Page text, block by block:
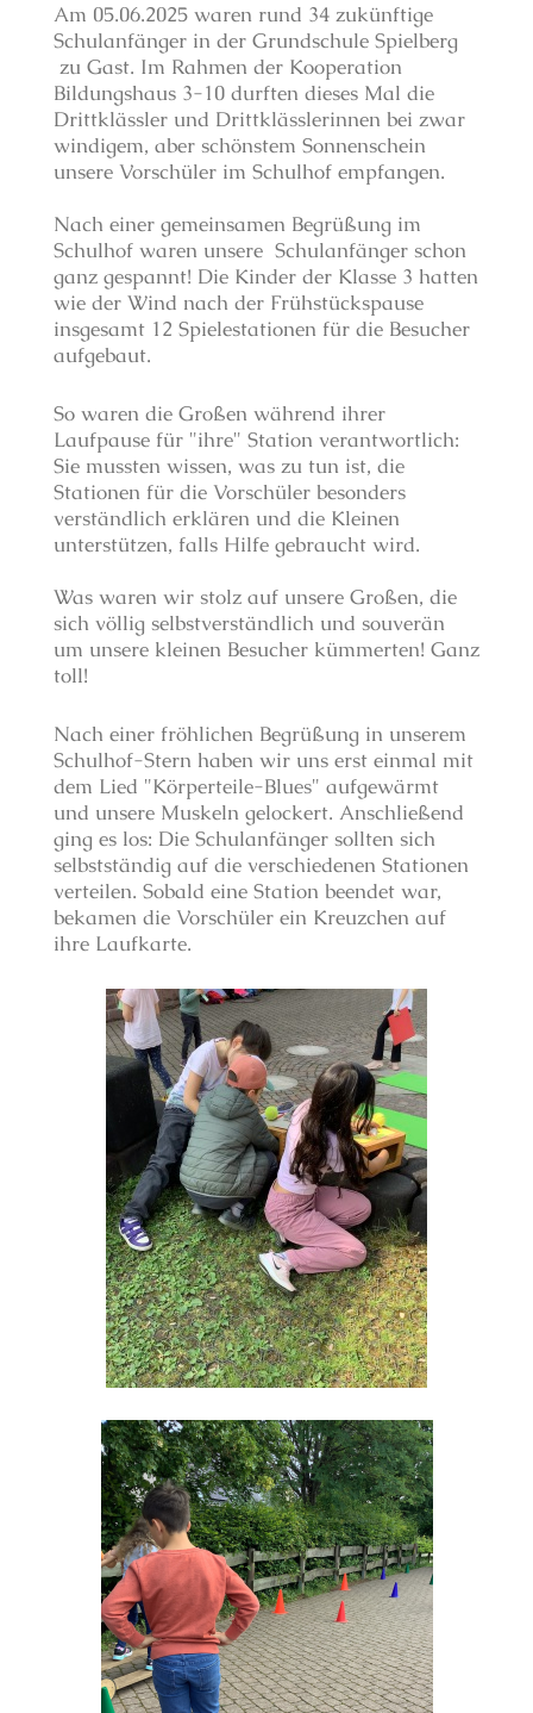
Am 05.06.2025 waren rund 34 zukünftige
Schulanfänger in der Grundschule Spielberg
zu Gast. Im Rahmen der Kooperation
Bildungshaus 3-10 durften dieses Mal die
Drittklässler und Drittklässlerinnen bei zwar
windigem, aber schönstem Sonnenschein
unsere Vorschüler im Schulhof empfangen.
Nach einer gemeinsamen Begrüßung im
Schulhof waren unsere Schulanfänger schon
ganz gespannt! Die Kinder der Klasse 3 hatten
wie der Wind nach der Frühstückspause
insgesamt 12 Spielestationen für die Besucher
aufgebaut.
So waren die Großen während ihrer
Laufpause für "ihre" Station verantwortlich:
Sie mussten wissen, was zu tun ist, die
Stationen für die Vorschüler besonders
verständlich erklären und die Kleinen
unterstützen, falls Hilfe gebraucht wird.
Was waren wir stolz auf unsere Großen, die
sich völlig selbstverständlich und souverän
um unsere kleinen Besucher kümmerten! Ganz
toll!
Nach einer fröhlichen Begrüßung in unserem
Schulhof-Stern haben wir uns erst einmal mit
dem Lied "Körperteile-Blues" aufgewärmt
und unsere Muskeln gelockert. Anschließend
ging es los: Die Schulanfänger sollten sich
selbstständig auf die verschiedenen Stationen
verteilen. Sobald eine Station beendet war,
bekamen die Vorschüler ein Kreuzchen auf
ihre Laufkarte.